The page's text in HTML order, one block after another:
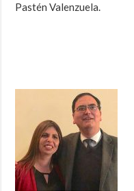
Pastén Valenzuela.